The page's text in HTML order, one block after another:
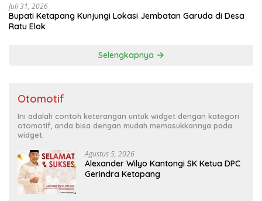
Juli 31, 2026
Bupati Ketapang Kunjungi Lokasi Jembatan Garuda di Desa
Ratu Elok
Selengkapnya
Otomotif
Ini adalah contoh keterangan untuk widget dengan kategori
otomotif, anda bisa dengan mudah memasukkannya pada
widget.
Agustus 5, 2026
Alexander Wilyo Kantongi SK Ketua DPC
Gerindra Ketapang